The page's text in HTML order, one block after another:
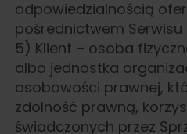
odpowiedzialnością
pośrednictwem Serwisu
5) Klient – osoba
albo jednostka
osobowości prawnej,
zdolność prawną,
świadczonych przez